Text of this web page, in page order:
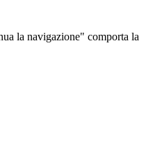
la navigazione" comporta la